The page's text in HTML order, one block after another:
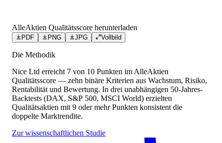
AlleAktien Qualitätsscore herunterladen
PDF PNG JPG Vollbild
Die Methodik
Nice Ltd erreicht 7 von 10 Punkten im AlleAktien
Qualitätsscore — zehn binäre Kriterien aus Wachstum, Risiko,
Rentabilität und Bewertung. In drei unabhängigen 50-Jahres-
Backtests (DAX, S&P 500, MSCI World) erzielten
Qualitätsaktien mit 9 oder mehr Punkten konsistent die
doppelte Marktrendite.
Zur wissenschaftlichen Studie